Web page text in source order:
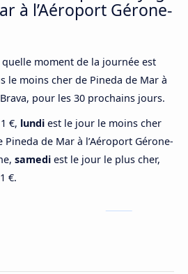
à l’Aéroport Gérone-
moment de la journée est
le moins cher de Pineda de Mar à
pour les 30 prochains jours.
€, lundi est le jour le moins cher
de Mar à l’Aéroport Gérone-
samedi est le jour le plus cher,
€.